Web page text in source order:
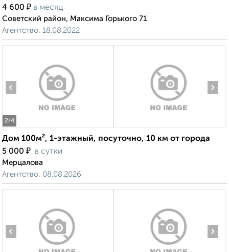
4 600 ₽ в месяц
Советский район, Максима Горького 71
Агентство, 18.08.2022
2/4
‹ ›
Дом 100м², 1-этажный, посуточно, 10 км от города
5 000 ₽ в сутки
Мерцалова
Агентство, 08.08.2026
‹ ›